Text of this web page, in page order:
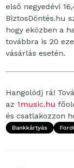
első negyedévi
BiztosDöntés.hu
hogy eközben a
továbbra is 20
vásárlás esetén.
Hangolódj rá!
az 1music.hu
és csatlakozzon
Bankkártyás